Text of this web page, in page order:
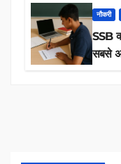
नौकरी
SSB
सबसे